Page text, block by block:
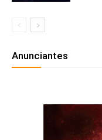
Anunciantes